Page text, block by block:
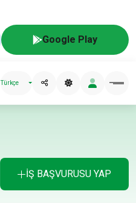
Google Play
Türkçe
İŞ BAŞVURUSU YAP